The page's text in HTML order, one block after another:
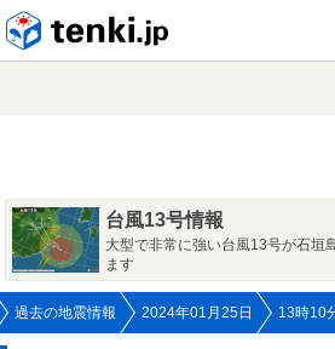
台風13号情報
大型で非常に強い台風13号が石垣
ます
過去の地震情報 2024年01月25日 13時10